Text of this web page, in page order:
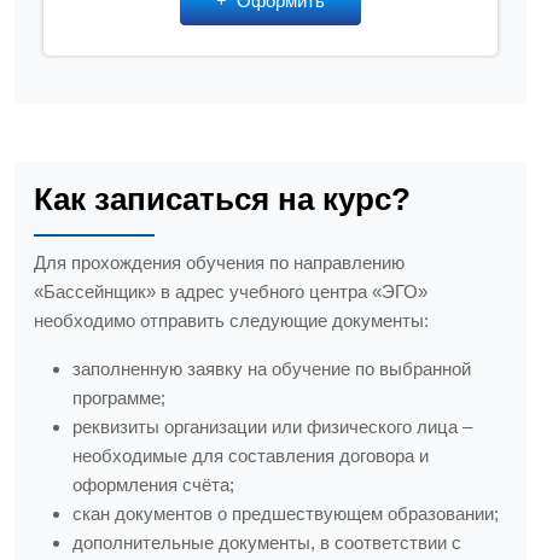
Как записаться на курс?
Для прохождения обучения по направлению
«Бассейнщик» в адрес учебного центра «ЭГО»
необходимо отправить следующие документы:
заполненную заявку на обучение по выбранной
программе;
реквизиты организации или физического лица –
необходимые для составления договора и
оформления счёта;
скан документов о предшествующем образовании;
дополнительные документы, в соответствии с